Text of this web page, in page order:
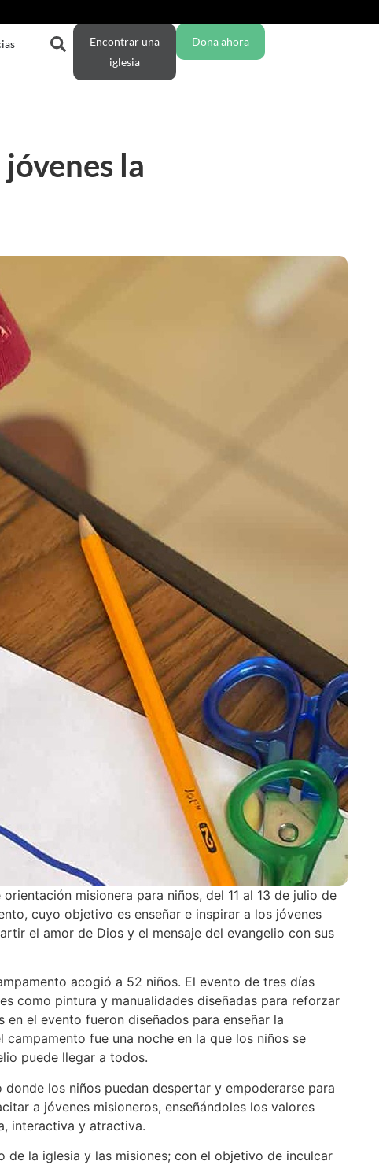
Encontrar una
iglesia
Dona ahora
la
misionera para niños, del 11 al 13 de julio de
cuyo objetivo es enseñar e inspirar a los jóvenes
el amor de Dios y el mensaje del evangelio con sus
acogió a 52 niños. El evento de tres días
como pintura y manualidades diseñadas para reforzar
el evento fueron diseñados para enseñar la
fue una noche en la que los niños se
puede llegar a todos.
los niños puedan despertar y empoderarse para
a jóvenes misioneros, enseñándoles los valores
interactiva y atractiva.
la iglesia y las misiones; con el objetivo de inculcar